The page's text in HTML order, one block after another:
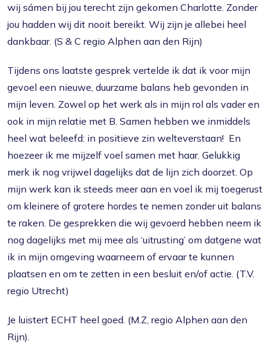
wij sámen bij jou terecht zijn gekomen Charlotte. Zonder
jou hadden wij dit nooit bereikt. Wij zijn je allebei heel
dankbaar. (S & C regio Alphen aan den Rijn)
Tijdens ons laatste gesprek vertelde ik dat ik voor mijn
gevoel een nieuwe, duurzame balans heb gevonden in
mijn leven. Zowel op het werk als in mijn rol als vader en
ook in mijn relatie met B. Samen hebben we inmiddels
heel wat beleefd: in positieve zin welteverstaan! En
hoezeer ik me mijzelf voel samen met haar. Gelukkig
merk ik nog vrijwel dagelijks dat de lijn zich doorzet. Op
mijn werk kan ik steeds meer aan en voel ik mij toegerust
om kleinere of grotere hordes te nemen zonder uit balans
te raken. De gesprekken die wij gevoerd hebben neem ik
nog dagelijks met mij mee als ‘uitrusting’ om datgene wat
ik in mijn omgeving waarneem of ervaar te kunnen
plaatsen en om te zetten in een besluit en/of actie. (T.V.
regio Utrecht)
Je luistert ECHT heel goed. (M.Z, regio Alphen aan den
Rijn).